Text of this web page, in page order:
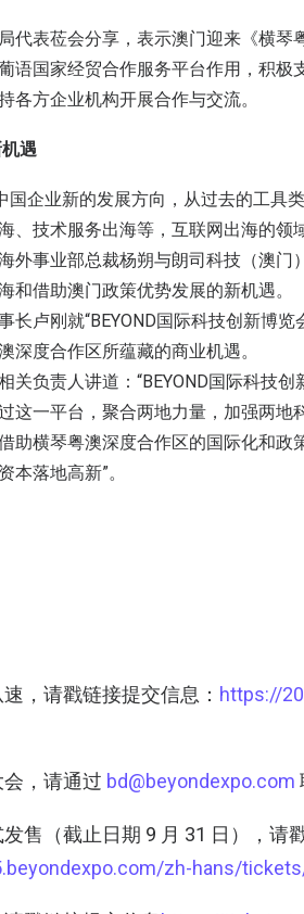
代表莅会分享，表示澳门迎来《横琴
语国家经贸合作服务平台作用，积极
各方企业机构开展合作与交流。
遇
国企业新的发展方向，从过去的工具
、技术服务出海等，互联网出海的领
外事业部总裁杨朔与朗司科技（澳门
和借助澳门政策优势发展的新机遇。
长卢刚就“BEYOND国际科技创新博
深度合作区所蕴藏的商业机遇。
关负责人讲道：“BEYOND国际科技
这一平台，聚合两地力量，加强两地
助横琴粤澳深度合作区的国际化和政
本落地高新”。
，请戳链接提交信息： https://
，请通过 bd@beyondexpo.com
售（截止日期 9 月 31 日），请
zh-hans/